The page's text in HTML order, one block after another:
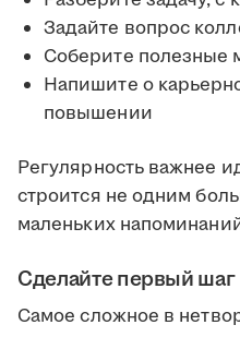
Задайте вопрос
Соберите полезные
Напишите о
повышении
Регулярность важнее
строится не одним
маленьких
Сделайте первый шаг
Самое сложное в